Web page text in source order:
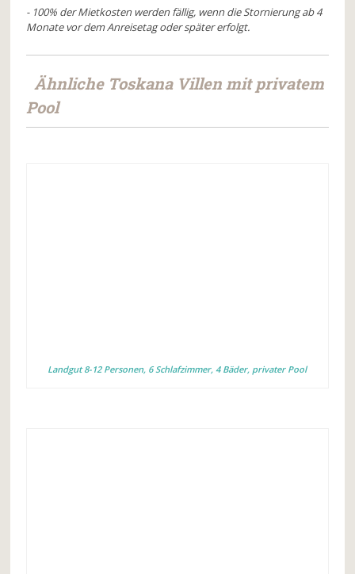
- 100% der Mietkosten werden fällig, wenn die Stornierung ab 4
Monate vor dem Anreisetag oder später erfolgt.
Ähnliche Toskana Villen mit privatem
Pool
Landgut 8-12 Personen, 6 Schlafzimmer, 4 Bäder, privater Pool